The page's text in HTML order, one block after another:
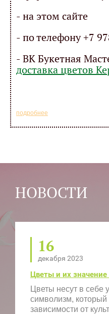
- на этом сайте
- по телефону +7
- ВК Букетная
доставка цветов
подробнее
НОВОСТИ
16
декабря 2023
Цветы и их значение
Цветы несут в себе
символизм, который
зависимости от